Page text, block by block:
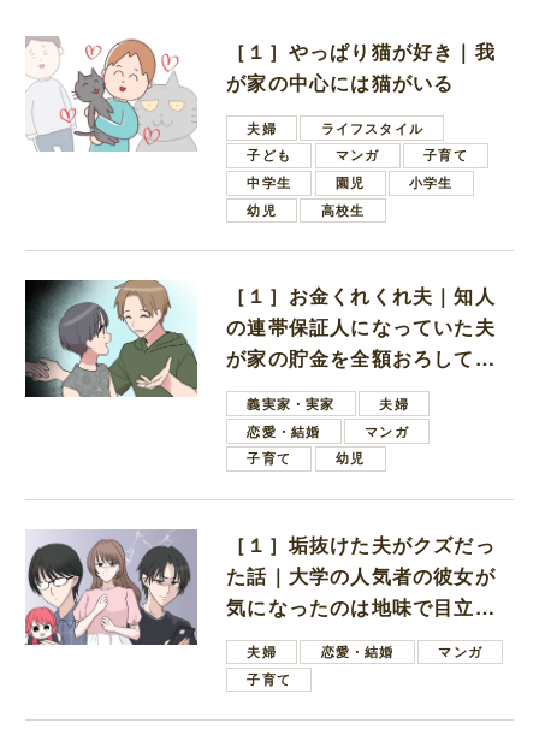
［１］やっぱり猫が好き｜我
が家の中心には猫がいる
夫婦
ライフスタイル
子ども
マンガ
子育て
中学生
園児
小学生
幼児
高校生
［１］お金くれくれ夫｜知人
の連帯保証人になっていた夫
が家の貯金を全額おろしてほ
しいと言ってきた
義実家・実家
夫婦
恋愛・結婚
マンガ
子育て
幼児
［１］垢抜けた夫がクズだっ
た話｜大学の人気者の彼女が
気になったのは地味で目立た
ない男子学生
夫婦 恋愛・結婚
マンガ
子育て